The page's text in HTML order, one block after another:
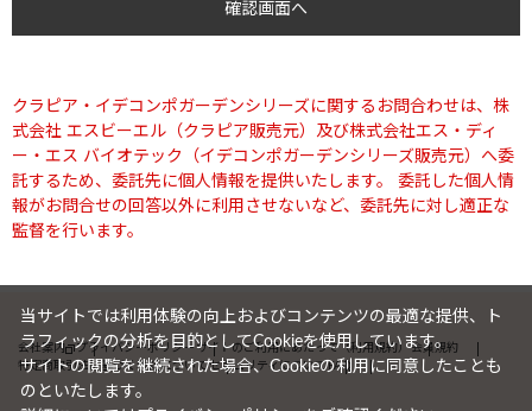
クラピア・イデコンポガーデンシリーズに関するお問合わせは、株
式会社 エスビーエル（クラピア販売元）及び株式会社エス・ディ
ー・エス バイオテック（イデコンポガーデンシリーズ販売元）へ委
託するため、委託先に個人情報を提供いたします。 委託した個人情
報がお問合せの回答以外に利用させないなど、委託先に対し適正な
監督を行います。
会社案内 プライバシーポリシー サイトのご利用にあたって（利用規約）会員規約
特定商取引法に基づく表記についてセキュリティについてFAQ
当サイトでは利用体験の向上およびコンテンツの最適な提供、ト
ラフィックの分析を目的としてCookieを使用しています。
サイトの閲覧を継続された場合、Cookieの利用に同意したことも
のといたします。